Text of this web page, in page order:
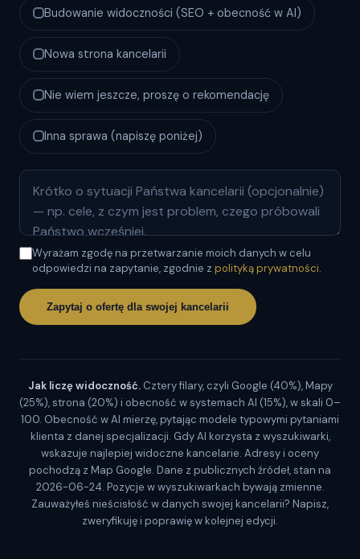
Budowanie widoczności (SEO + obecność w AI)
Nowa strona kancelarii
Nie wiem jeszcze, proszę o rekomendację
Inna sprawa (napiszę poniżej)
Wyrażam zgodę na przetwarzanie moich danych w celu
odpowiedzi na zapytanie, zgodnie z polityką prywatności.
Zapytaj o ofertę dla swojej kancelarii
Jak liczę widoczność.Cztery filary, czyli Google (40%), Mapy
(25%), strona (20%) i obecność w systemach AI (15%), w skali 0–
100. Obecność w AI mierzę, pytając modele typowymi pytaniami
klienta z danej specjalizacji. Gdy AI korzysta z wyszukiwarki,
wskazuje najlepiej widoczne kancelarie. Adresy i oceny
pochodzą z Map Google. Dane z publicznych źródeł, stan na
2026-06-24. Pozycje w wyszukiwarkach bywają zmienne.
Zauważyłeś nieścisłość w danych swojej kancelarii? Napisz,
zweryfikuję i poprawię w kolejnej edycji.